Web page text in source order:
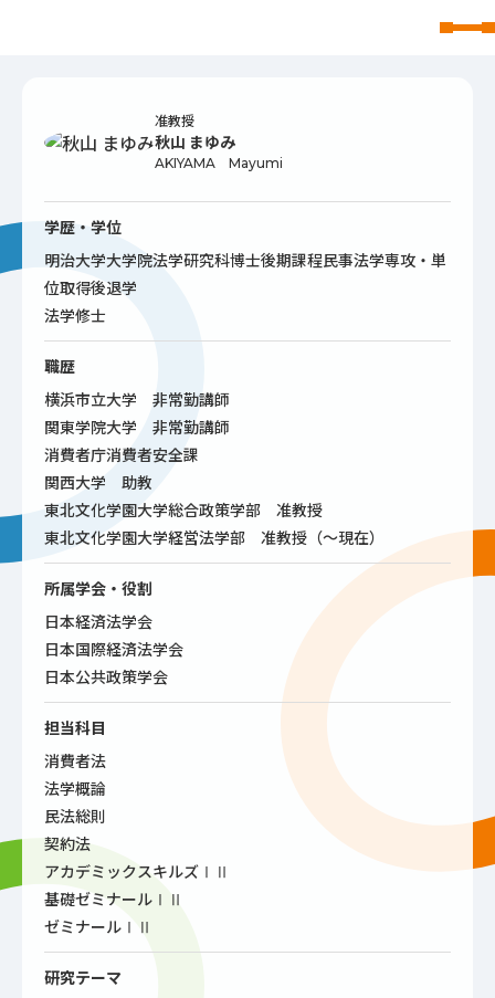
准教授
秋山 まゆみ
AKIYAMA Mayumi
学歴・学位
明治大学大学院法学研究科博士後期課程民事法学専攻・単
位取得後退学
法学修士
職歴
横浜市立大学 非常勤講師
関東学院大学 非常勤講師
消費者庁消費者安全課
関西大学 助教
東北文化学園大学総合政策学部 准教授
東北文化学園大学経営法学部 准教授（～現在）
所属学会・役割
日本経済法学会
日本国際経済法学会
日本公共政策学会
担当科目
消費者法
法学概論
民法総則
契約法
アカデミックスキルズⅠⅡ
基礎ゼミナールⅠⅡ
ゼミナールⅠⅡ
研究テーマ